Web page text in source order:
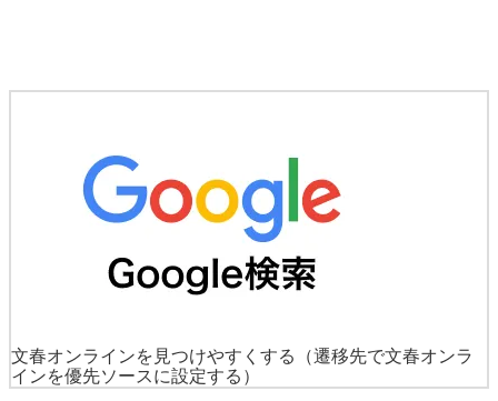
文春オンラインを見つけやすくする
（遷移先で文春オンラ
インを優先ソースに設定する）